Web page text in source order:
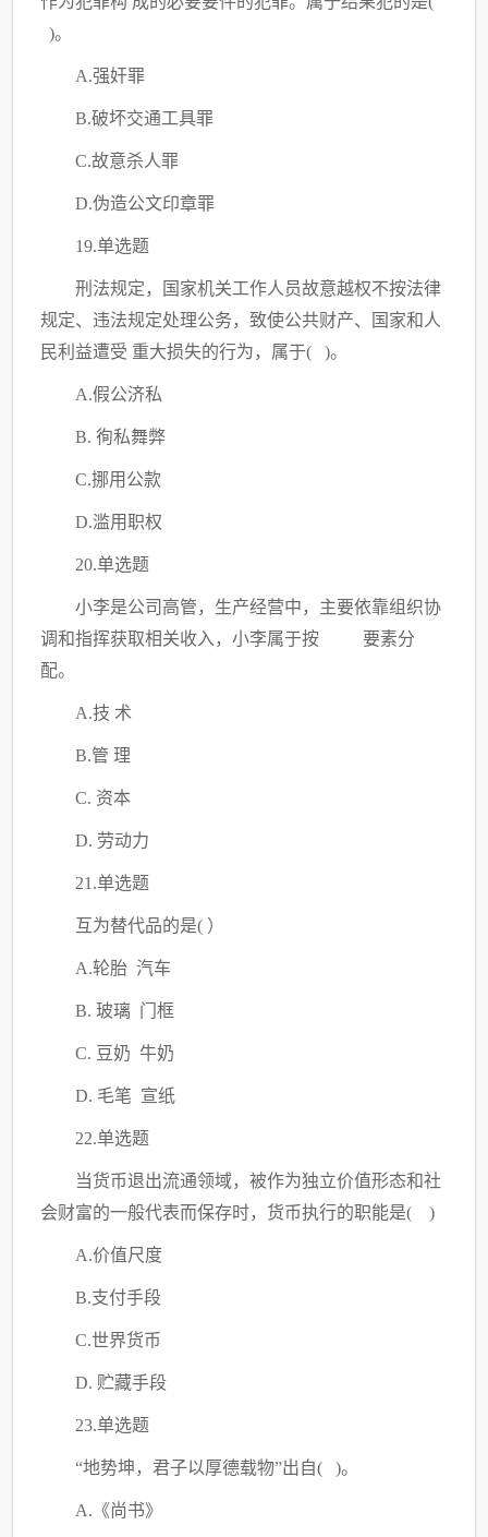
)。
A.强奸罪
B.破坏交通工具罪
C.故意杀人罪
D.伪造公文印章罪
19.单选题
刑法规定，国家机关工作人员故意越权不按法律
规定、违法规定处理公务，致使公共财产、国家和人
民利益遭受 重大损失的行为，属于( )。
A.假公济私
B. 徇私舞弊
C.挪用公款
D.滥用职权
20.单选题
小李是公司高管，生产经营中，主要依靠组织协
调和指挥获取相关收入，小李属于按
要素分
配。
A.技 术
B.管 理
C. 资本
D. 劳动力
21.单选题
互为替代品的是( ）
A.轮胎 汽车
B. 玻璃 门框
C. 豆奶 牛奶
D. 毛笔 宣纸
22.单选题
当货币退出流通领域，被作为独立价值形态和社
会财富的一般代表而保存时，货币执行的职能是( )
A.价值尺度
B.支付手段
C.世界货币
D. 贮藏手段
23.单选题
“地势坤，君子以厚德载物”出自( )。
A.《尚书》